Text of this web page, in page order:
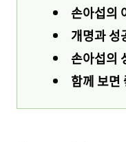
손아섭의
개명과 성
손아섭의
함께 보면